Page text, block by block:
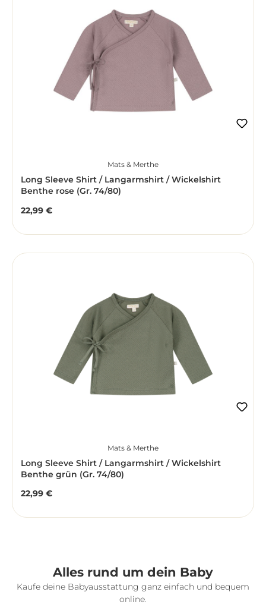
Mats & Merthe
Long Sleeve Shirt / Langarmshirt / Wickelshirt
Benthe rose (Gr. 74/80)
Regulärer Preis:
22,99 €
Mats & Merthe
Long Sleeve Shirt / Langarmshirt / Wickelshirt
Benthe grün (Gr. 74/80)
Regulärer Preis:
22,99 €
Alles rund um dein Baby
Kaufe deine Babyausstattung ganz einfach und bequem
online.